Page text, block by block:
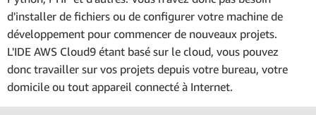
d'installer de fichiers ou de configurer votre machine de
développement pour commencer de nouveaux projets.
L'IDE AWS Cloud9 étant basé sur le cloud, vous pouvez
donc travailler sur vos projets depuis votre bureau, votre
domicile ou tout appareil connecté à Internet.